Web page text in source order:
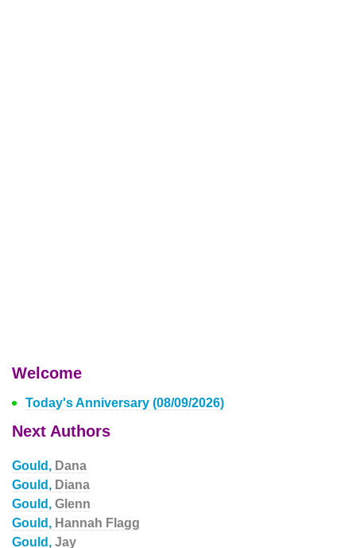
Welcome
Today's Anniversary (08/09/2026)
Next Authors
Gould, Dana
Gould, Diana
Gould, Glenn
Gould, Hannah Flagg
Gould, Jay